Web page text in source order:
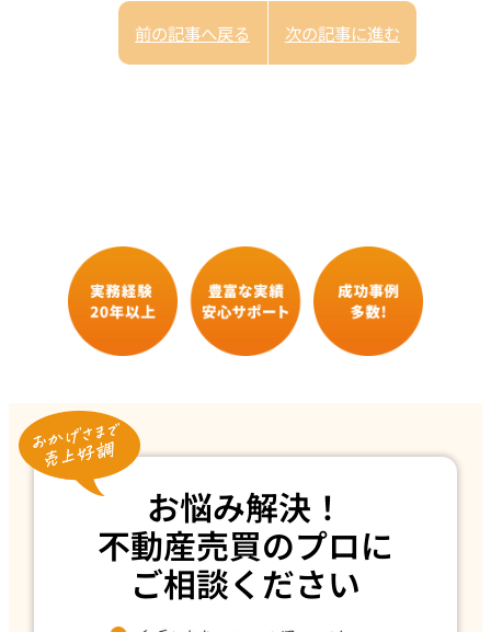
前の記事へ戻る 次の記事に進む
お悩み解決！
不動産売買のプロに
ご相談ください